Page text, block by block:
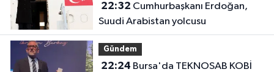
22:32
Suudi Arabistan yolcusu
Gündem
22:24